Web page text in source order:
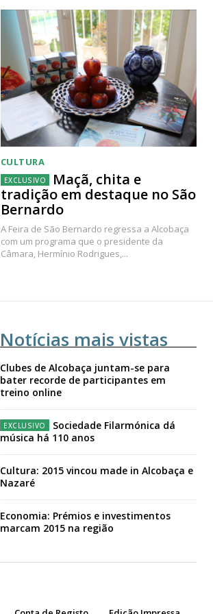
CULTURA
Maçã, chita e
tradição em destaque no São
Bernardo
A Feira de São Bernardo regressa a Alcobaça
com um programa que o presidente da
Câmara, Hermínio Rodrigues,...
Notícias mais vistas
Clubes de Alcobaça juntam-se para
bater recorde de participantes em
treino online
Sociedade Filarmónica dá
música há 110 anos
Cultura: 2015 vincou made in Alcobaça e
Nazaré
Economia: Prémios e investimentos
marcam 2015 na região